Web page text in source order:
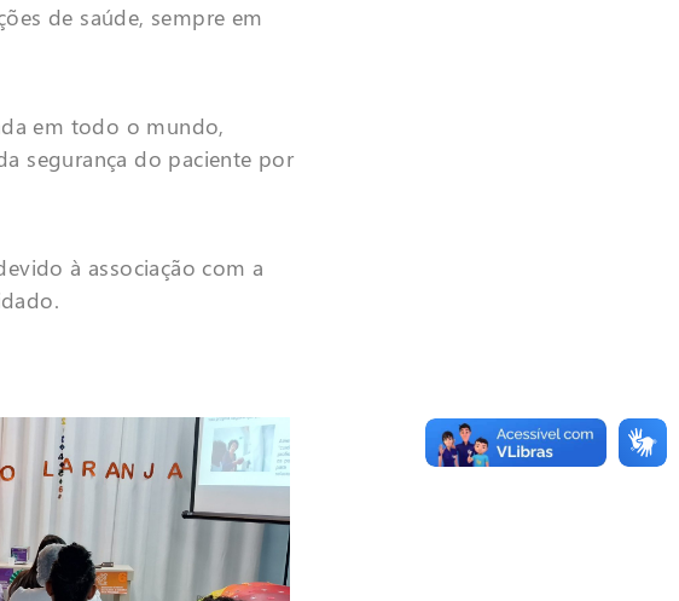
de saúde, sempre em
em todo o mundo,
segurança do paciente por
à associação com a